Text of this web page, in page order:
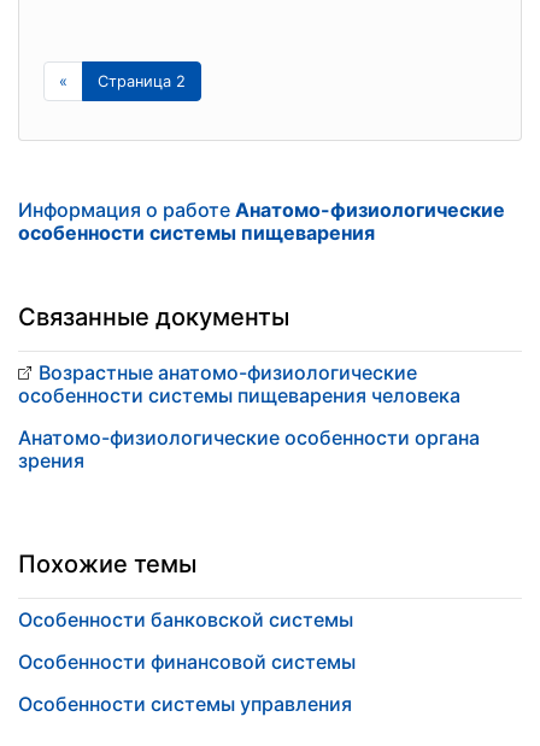
« Страница 2
Информация о работе Анатомо-физиологические
особенности системы пищеварения
Связанные документы
Возрастные анатомо-физиологические
особенности системы пищеварения человека
Анатомо-физиологические особенности органа
зрения
Похожие темы
Особенности банковской системы
Особенности финансовой системы
Особенности системы управления